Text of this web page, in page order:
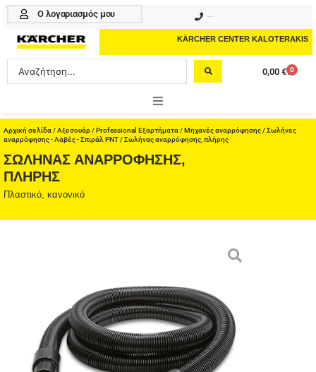
Μετάβαση
περιεχόμενο
Ο λογαριασμός μου
KÄRCHER CENTER KALOTERAKIS
Search
...
0,00 € 0
Cart
ONLINE SHOP
HOME & GARDEN
PROFESSIONAL
ΑΞΕΣΟΥΑΡ
Αρχική σελίδα /Αξεσουάρ/Professional Εξαρτήματα /Μηχανές αναρρόφησης/Σωλήνες
αναρρόφησης - Λαβές - Σπιράλ PNT/ Σωλήνας αναρρόφησης, πλήρης
ΣΩΛΉΝΑΣ ΑΝΑΡΡΌΦΗΣΗΣ,
ΠΛΉΡΗΣ
Πλαστικό, κανονικό